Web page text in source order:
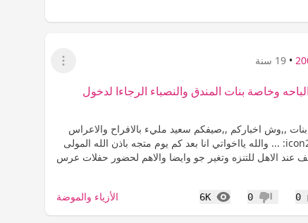
• 19 سنة
عرض القائمة
وخاصة بنات المندق والنصباء الرجاءا لدخول
,,وش اخباركم ,,صيفكم سعيد مليء بالافراح والاعراس
ان شاء الله :icon28: ... والله يااخواتي انا بعد كم يوم متجه باذن الله المولى
عند الاهل للتنزه وتغير جو وايضا والاهم لحضور حفلات عرس
0 عدم إعجاب
0
6K
المشاهدات الأزياء والموضة